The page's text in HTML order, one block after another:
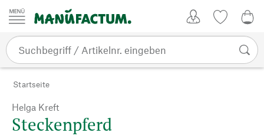
Zum Inhalt springen
Startseite
Helga Kreft
Steckenpferd